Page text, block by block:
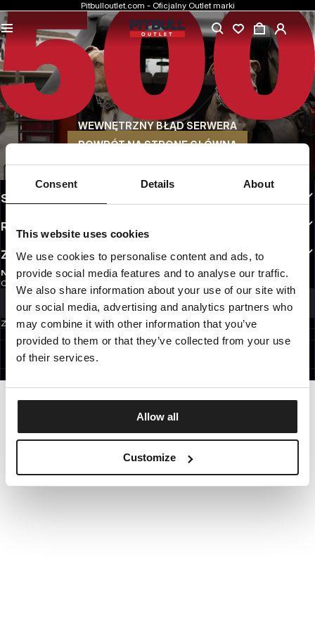
Consent Details About
This website uses cookies
We use cookies to personalise content and ads, to
provide social media features and to analyse our traffic.
We also share information about your use of our site with
our social media, advertising and analytics partners who
may combine it with other information that you’ve
provided to them or that they’ve collected from your use
of their services.
Allow all
Customize
Pitbulloutlet.com - Oficjalny Outlet marki
WEWNĘTRZNY BŁĄD SERWERA
POWRÓT NA STRONĘ GŁÓWNĄ
NAJNIŻSZE CENY
Markowa odzież Pitbull w rewelacyjnych cenach.
SZYBKA WYSYŁKA
Wygodne sposoby wysyłki do wyboru
30 DNI NA ZWROT
Bez tłumaczeń. Dogodne opcje zwrotu do wyboru
INFO
STREFA KLIENTA
REGULAMINY
ZAOBSERWUJ NAS
NEWSLETTER
Chcesz otrzymywać informacje o najnowszych promocjach i nowościach?
Email address
ZAREJESTRUJ SIĘ
Zapisując się do newslettera akceptujeszpolitykę prywatności.
POLAND
©1997 - 2026 PITBULL WSZELKIE PRAWA ZASTRZEŻONE.